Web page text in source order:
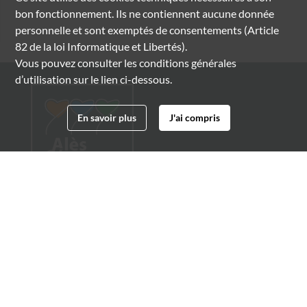
bon fonctionnement. Ils ne contiennent aucune donnée
personnelle et sont exemptés de consentements (Article
82 de la loi Informatique et Libertés).
Vous pouvez consulter les conditions générales
d’utilisation sur le lien ci-dessous.
En savoir plus J'ai compris